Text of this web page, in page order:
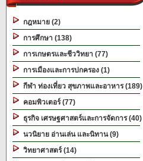
กฎหมาย (2)
การศึกษา (138)
การเกษตรและชีววิทยา (77)
การเมืองและการปกครอง (1)
กีฬา ท่องเที่ยว สุขภาพและอาหาร (189)
คอมพิวเตอร์ (77)
ธุรกิจ เศรษฐศาสตร์และการจัดการ (40)
นวนิยาย อ่านเล่น และนิทาน (9)
วิทยาศาสตร์ (14)